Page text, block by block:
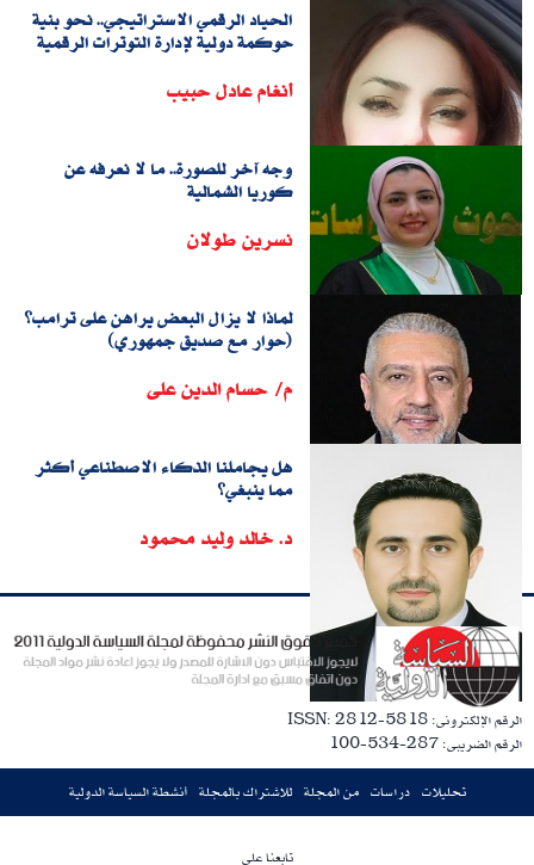
الحياد الرقمي الاستراتيجي.. نحو بنية
حوكمة دولية لإدارة التوترات الرقمية
أنغام عادل حبيب
وجه آخر للصورة.. ما لا نعرفه عن
كوريا الشمالية
نسرين طولان
لماذا لا يزال البعض يراهن على ترامب؟
(حوار مع صديق جمهوري)
م/ حسام الدين على
هل يجاملنا الذكاء الاصطناعي أكثر
مما ينبغي؟
د. خالد وليد محمود
الرقم الإلكترونى: ISSN: 2812-5818
الرقم الضريبى: 287-534-100
تحليلات دراسات من المجلة للاشتراك بالمجلة أنشطة السياسة الدولية
تابعنا على